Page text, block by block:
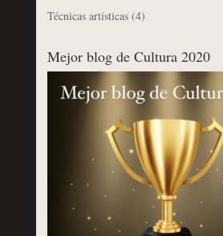
Técnicas artísticas(4)
Mejor blog de Cultura 2020